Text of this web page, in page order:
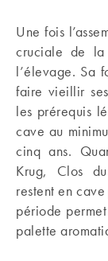
Une fois
cruciale de la
l’élevage. Sa
faire vieillir
les prérequis
cave au
cinq ans.
Krug, Clos
restent en
période
palette